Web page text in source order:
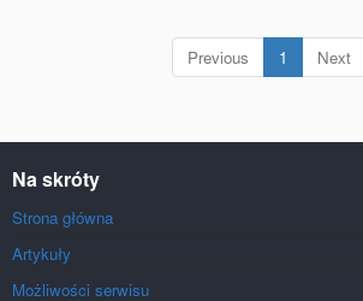
Previous 1 (current)
Next
Na skróty
Strona główna
Artykuły
Możliwości serwisu